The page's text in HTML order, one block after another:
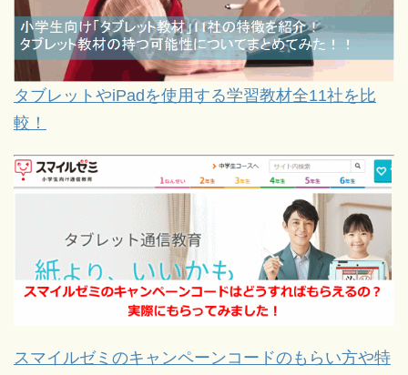
タブレットやiPadを使用する学習教材全11社を比
較！
スマイルゼミのキャンペーンコードのもらい方や特